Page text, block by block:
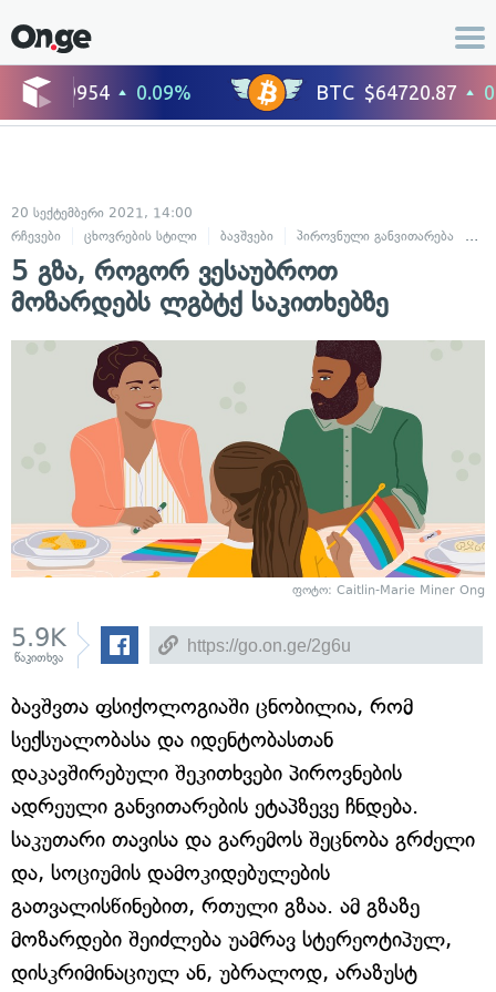
20 სექტემბერი 2021, 14:00
რჩევები
ცხოვრების სტილი ბავშვები პიროვნული განვითარება
5 გზა, როგორ ვესაუბროთ
მოზარდებს ლგბტქ საკითხებზე
ფოტო: Caitlin-Marie Miner Ong
5.9K
წაკითხვა
ბავშვთა ფსიქოლოგიაში ცნობილია, რომ
სექსუალობასა და იდენტობასთან
დაკავშირებული შეკითხვები პიროვნების
ადრეული განვითარების ეტაპზევე ჩნდება.
საკუთარი თავისა და გარემოს შეცნობა გრძელი
და, სოციუმის დამოკიდებულების
გათვალისწინებით, რთული გზაა. ამ გზაზე
მოზარდები შეიძლება უამრავ სტერეოტიპულ,
დისკრიმინაციულ ან, უბრალოდ, არაზუსტ